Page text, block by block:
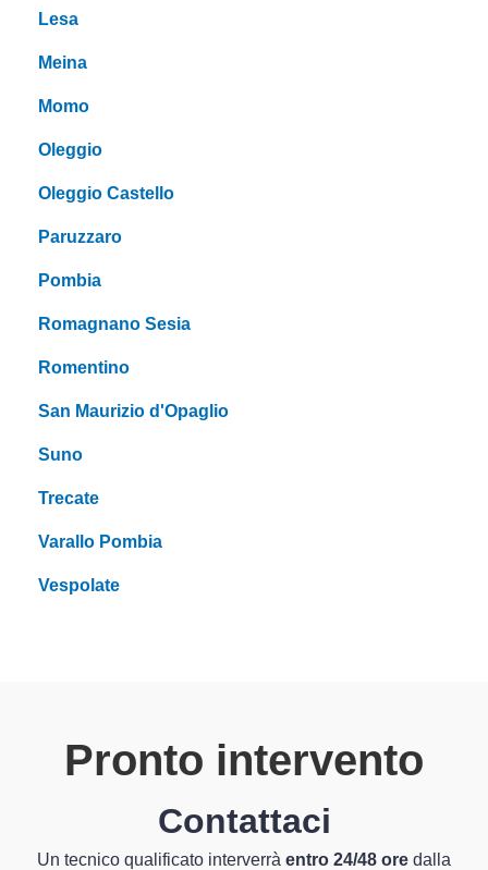
Lesa
Meina
Momo
Oleggio
Oleggio Castello
Paruzzaro
Pombia
Romagnano Sesia
Romentino
San Maurizio d'Opaglio
Suno
Trecate
Varallo Pombia
Vespolate
Pronto intervento
Contattaci
Un tecnico qualificato interverrà entro 24/48 ore dalla